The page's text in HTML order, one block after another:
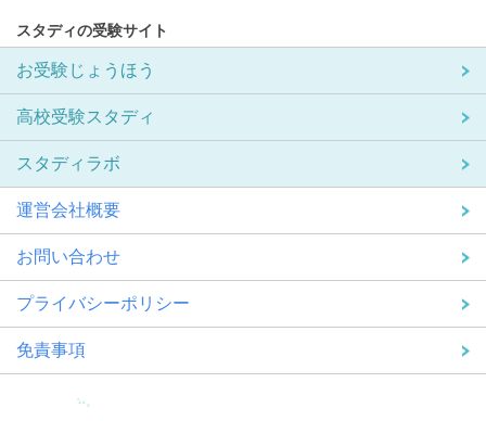
スタディの受験サイト
お受験じょうほう
高校受験スタディ
スタディラボ
運営会社概要
お問い合わせ
プライバシーポリシー
免責事項